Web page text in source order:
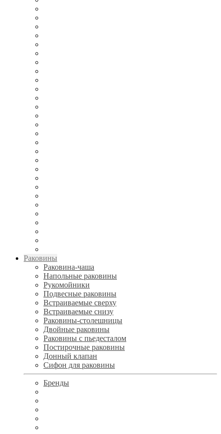
Раковины
Раковина-чаша
Напольные раковины
Рукомойники
Подвесные раковины
Встраиваемые сверху
Встраиваемые снизу
Раковины-столешницы
Двойные раковины
Раковины с пьедесталом
Постирочные раковины
Донный клапан
Сифон для раковины
Бренды